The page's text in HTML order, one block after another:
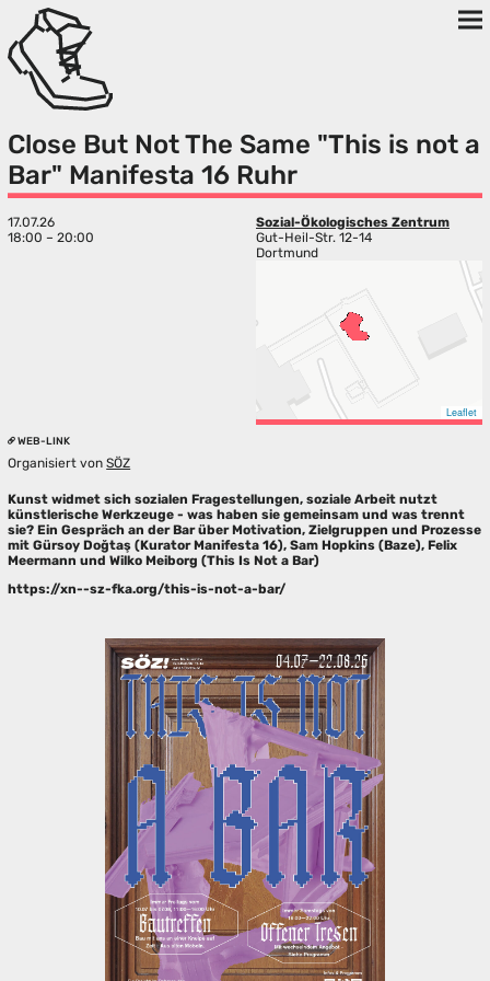
Close But Not The Same "This is not a
Bar" Manifesta 16 Ruhr
17.07.26
18:00 – 20:00
Sozial-Ökologisches Zentrum
Gut-Heil-Str. 12-14
Dortmund
Leaflet
WEB-LINK
Organisiert vonSÖZ
Kunst widmet sich sozialen Fragestellungen, soziale Arbeit nutzt
künstlerische Werkzeuge - was haben sie gemeinsam und was trennt
sie? Ein Gespräch an der Bar über Motivation, Zielgruppen und Prozesse
mit Gürsoy Doğtaş (Kurator Manifesta 16), Sam Hopkins (Baze), Felix
Meermann und Wilko Meiborg (This Is Not a Bar)
https://xn--sz-fka.org/this-is-not-a-bar/